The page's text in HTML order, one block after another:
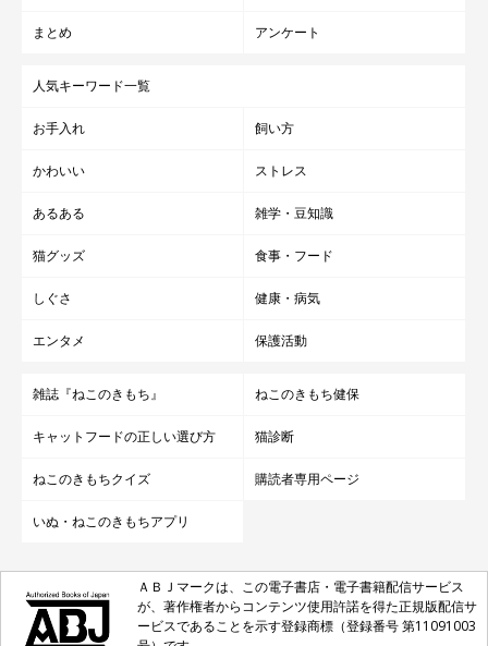
まとめ アンケート
人気キーワード一覧
お手入れ 飼い方
かわいい ストレス
あるある 雑学・豆知識
猫グッズ 食事・フード
しぐさ 健康・病気
エンタメ 保護活動
雑誌『ねこのきもち』 ねこのきもち健保
キャットフードの正しい選び方 猫診断
ねこのきもちクイズ 購読者専用ページ
いぬ・ねこのきもちアプリ
ＡＢＪマークは、この電子書店・電子書籍配信サービス
が、著作権者からコンテンツ使用許諾を得た正規版配信サ
ービスであることを示す登録商標（登録番号 第11091003